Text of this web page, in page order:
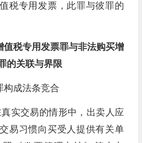
税专用发票，此罪与彼罪的
值税专用发票罪与非法购买增
的关联与界限
构成法条竞合
实交易的情形中，出卖人应
易习惯向买受人提供有关单